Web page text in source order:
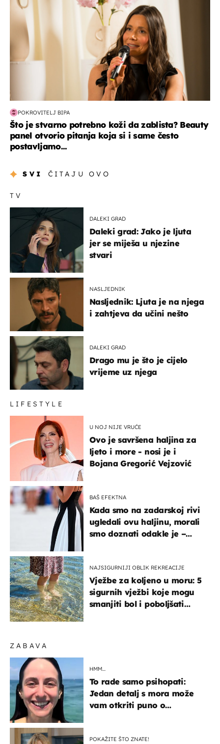
POKROVITELJ BIPA
Što je stvarno potrebno koži da zablista? Beauty
panel otvorio pitanja koja si i same često
postavljamo...
SVI ČITAJU OVO
ZABAVA
HMM…
To rade samo psihopati:
Jedan detalj s mora može
vam otkriti puno o
POKAŽITE ŠTO ZNATE!
TV
DALEKI GRAD
Daleki grad: Jako je ljuta
jer se miješa u njezine
stvari
NASLJEDNIK
Nasljednik: Ljuta je na njega
i zahtjeva da učini nešto
DALEKI GRAD
Drago mu je što je cijelo
vrijeme uz njega
LIFESTYLE
U NOJ NIJE VRUĆE
Ovo je savršena haljina za
ljeto i more - nosi je i
Bojana Gregorić Vejzović
BAŠ EFEKTNA
Kada smo na zadarskoj rivi
ugledali ovu haljinu, morali
smo doznati odakle je –
NAJSIGURNIJI OBLIK REKREACIJE
Vježbe za koljeno u moru: 5
sigurnih vježbi koje mogu
smanjiti bol i poboljšati